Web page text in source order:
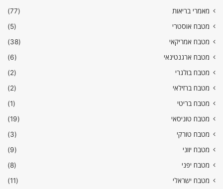
מאמרי בריאות
(77)
מטבח אוסטרי
(5)
מטבח אמריקאי
(38)
מטבח ארגנטינאי
(6)
מטבח בולגרי
(2)
מטבח ברזילאי
(2)
מטבח בריטי
(1)
מטבח טוניסאי
(19)
מטבח טורקי
(3)
מטבח יווני
(9)
מטבח יפני
(8)
מטבח ישראלי
(11)